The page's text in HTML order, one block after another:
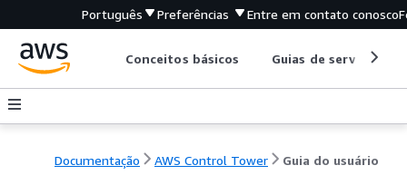
Português Preferências Entre em contato conosco
Conceitos básicos Guias de serviço
Documentação AWS Control Tower Guia do usuário